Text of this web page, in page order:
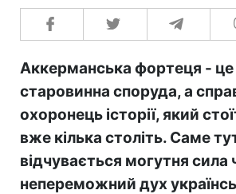
Аккерманська фортеця - це
старовинна споруда, а
охоронець історії, який
вже кілька століть. Саме
відчувається могутня сила
непереможний дух